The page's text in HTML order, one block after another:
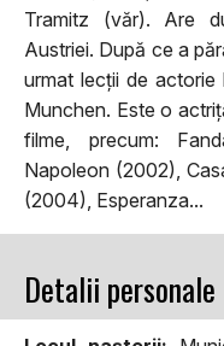
Tramitz (văr). Are
Austriei. După ce a
urmat lecții de actorie
Munchen. Este o
filme, precum:
Napoleon (2002),
(2004), Esperanza...
Detalii personale